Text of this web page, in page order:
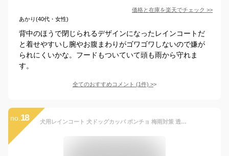
価格と在庫を楽天でチェック >>
あかり(40代・女性)
背中のほうで閉じられるデザインになったレインコートだ
と着せやすいし腕やお腹まわりがゴワゴワしないので嫌が
られにくいかな。フードもついていて頭も雨から守れま
す。
全てのおすすめコメント (1件) >
no. 18 犬用レインコート 犬ドッグカッパ ポンチョ 梅雨対策 透明帽子付き 着脱簡単 防水 防雪 防風 通気 軽量 散歩用 小型犬 中型犬 大型犬 (イエロー S)